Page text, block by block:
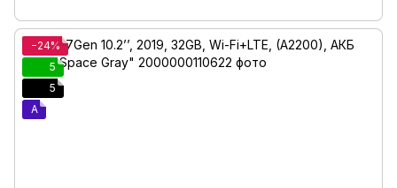
−24%
5
5
A